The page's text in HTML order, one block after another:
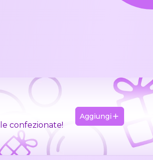
confezionate!
Aggiungi